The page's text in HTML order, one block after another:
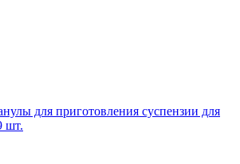
для приготовления суспензии для
шт.